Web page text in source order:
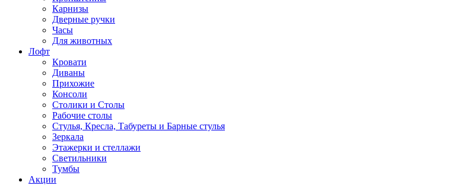
Карнизы
Дверные ручки
Часы
Для животных
Лофт
Кровати
Диваны
Прихожие
Консоли
Столики и Столы
Рабочие столы
Стулья, Кресла, Табуреты и Барные стулья
Зеркала
Этажерки и стеллажи
Светильники
Тумбы
Акции